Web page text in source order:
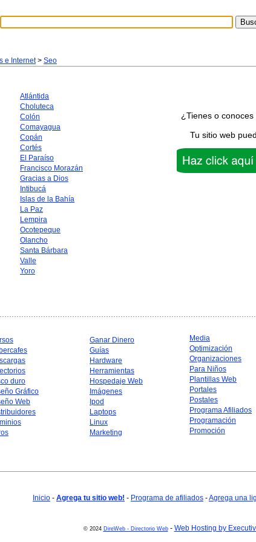
e Internet> Seo
Atlántida
Choluteca
Colón
Comayagua
Copán
Cortés
El Paraíso
Francisco Morazán
Gracias a Dios
Intibucá
Islas de la Bahía
La Paz
Lempira
Ocotepeque
Olancho
Santa Bárbara
Valle
Yoro
¿Tienes o
Tu sitio web
duro
Gráfico
Web
Ganar Dinero
Guías
Hardware
Herramientas
Hospedaje Web
Imágenes
Ipod
Laptops
Linux
Marketing
Media
Optimización
Organizaciones
Para Niños
Plantillas Web
Portales
Postales
Programa Afiliados
Programación
Promoción
Inicio - Agrega tu sitio web! - Programa de afiliados -Agrega una
© 2024 DireWeb - Directorio Web- Web Hosting by